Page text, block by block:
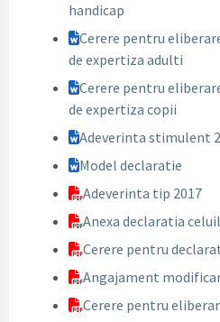
handicap
Cerere pentru
de expertiza adulti
Cerere pentru
de expertiza copii
Adeverinta stimulent
Model declaratie
Adeverinta tip 2017
Anexa declaratia
Cerere pentru
Angajament
Cerere pentru